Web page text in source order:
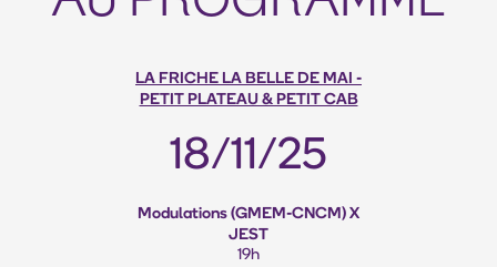
LA FRICHE LA BELLE DE MAI -
PETIT PLATEAU & PETIT CAB
18/11/25
Modulations (GMEM-CNCM) X
JEST
19h